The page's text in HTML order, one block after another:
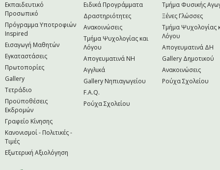
Εκπαιδευτικό
Προσωπικό
Πρόγραμμα Υποτροφιών
Inspired
Εισαγωγή Μαθητών
Εγκαταστάσεις
Πρωτοπορίες
Gallery
Τετράδιο
Προϋποθέσεις
Εκδρομών
Γραφείο Κίνησης
Κανονισμοί - Πολιτικές -
Τιμές
Εξωτερική Αξιολόγηση
Ειδικά Προγράμματα
Δραστηριότητες
Ανακοινώσεις
Τμήμα Ψυχολογίας και
Λόγου
Απογευματινά NH
Αγγλικά
Gallery Νηπιαγωγείου
F.A.Q.
Ρούχα Σχολείου
Τμήμα Φυσικής
Ξένες Γλώσσες
Τμήμα Ψυχολογίας
Λόγου
Απογευματινά ΔΗ
Gallery Δημοτικού
Ανακοινώσεις
Ρούχα Σχολείου